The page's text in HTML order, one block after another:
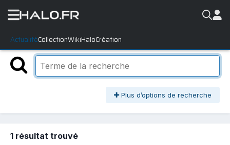
ActualitéCollectionWikiHaloCréation
Plus d’options de recherche
1 résultat trouvé